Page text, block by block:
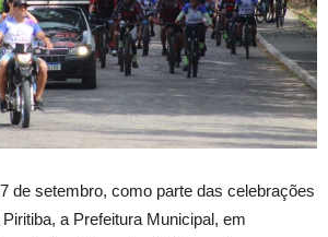
de setembro, como parte das celebrações
a Prefeitura Municipal, em